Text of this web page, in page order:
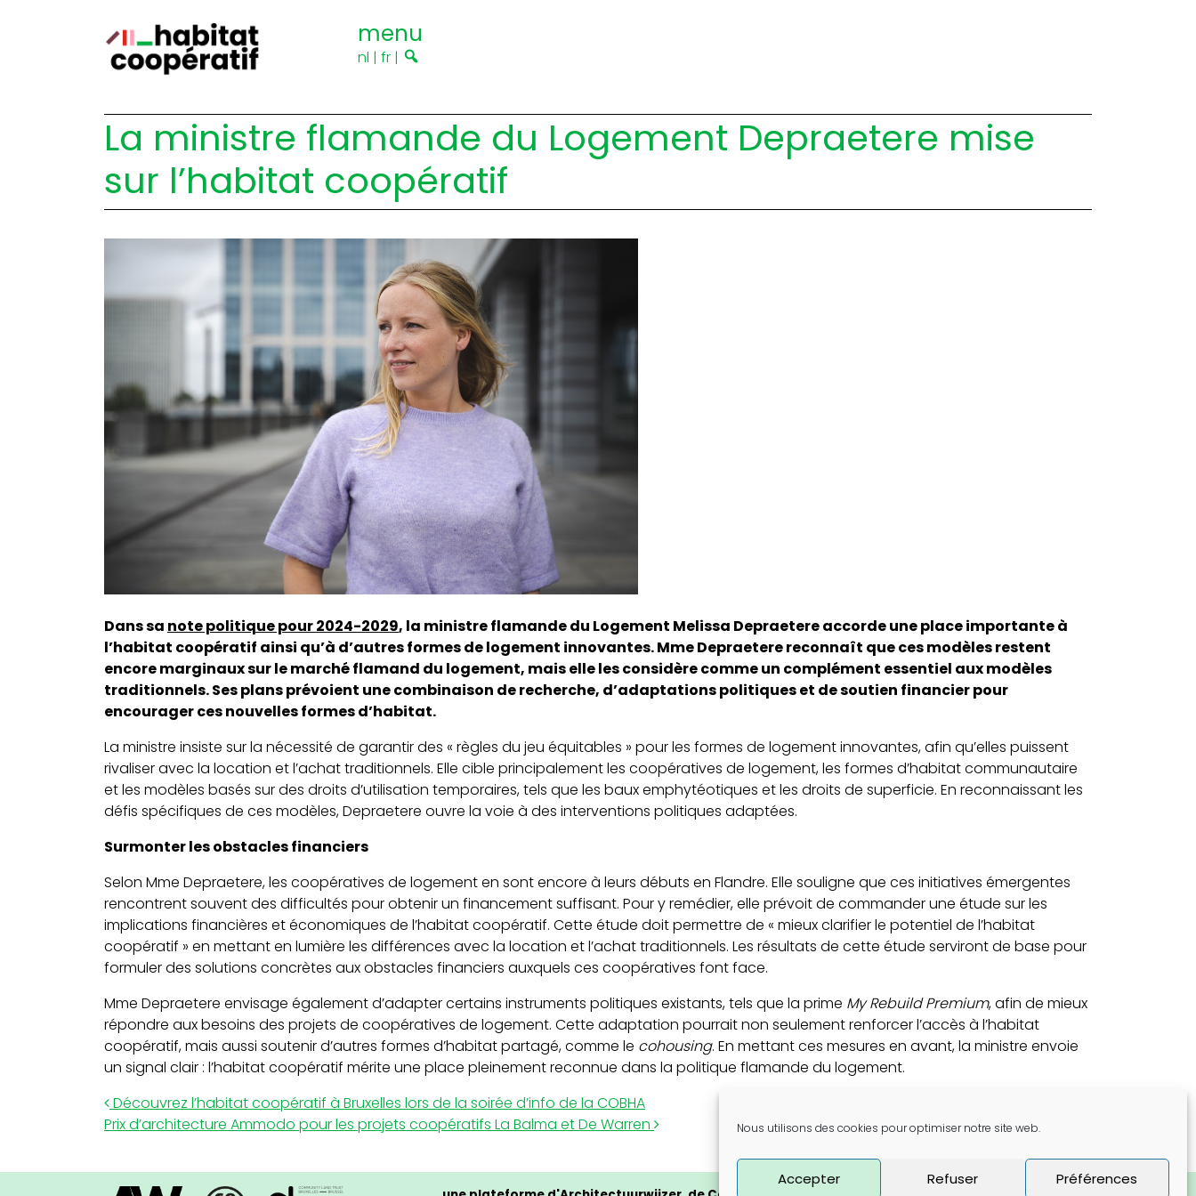
Nous utilisons des cookies pour optimiser notre site web.
Accepter Refuser Préférences
menu
nl | fr |
La ministre flamande du Logement Depraetere mise
sur l’habitat coopératif
Dans sa note politique pour 2024-2029, la ministre flamande du Logement Melissa Depraetere accorde une place importante à
l’habitat coopératif ainsi qu’à d’autres formes de logement innovantes. Mme Depraetere reconnaît que ces modèles restent
encore marginaux sur le marché flamand du logement, mais elle les considère comme un complément essentiel aux modèles
traditionnels. Ses plans prévoient une combinaison de recherche, d’adaptations politiques et de soutien financier pour
encourager ces nouvelles formes d’habitat.
La ministre insiste sur la nécessité de garantir des « règles du jeu équitables » pour les formes de logement innovantes, afin qu’elles puissent
rivaliser avec la location et l’achat traditionnels. Elle cible principalement les coopératives de logement, les formes d’habitat communautaire
et les modèles basés sur des droits d’utilisation temporaires, tels que les baux emphytéotiques et les droits de superficie. En reconnaissant les
défis spécifiques de ces modèles, Depraetere ouvre la voie à des interventions politiques adaptées.
Surmonter les obstacles financiers
Selon Mme Depraetere, les coopératives de logement en sont encore à leurs débuts en Flandre. Elle souligne que ces initiatives émergentes
rencontrent souvent des difficultés pour obtenir un financement suffisant. Pour y remédier, elle prévoit de commander une étude sur les
implications financières et économiques de l’habitat coopératif. Cette étude doit permettre de « mieux clarifier le potentiel de l’habitat
coopératif » en mettant en lumière les différences avec la location et l’achat traditionnels. Les résultats de cette étude serviront de base pour
formuler des solutions concrètes aux obstacles financiers auxquels ces coopératives font face.
Mme Depraetere envisage également d’adapter certains instruments politiques existants, tels que la prime My Rebuild Premium, afin de mieux
répondre aux besoins des projets de coopératives de logement. Cette adaptation pourrait non seulement renforcer l’accès à l’habitat
coopératif, mais aussi soutenir d’autres formes d’habitat partagé, comme le cohousing. En mettant ces mesures en avant, la ministre envoie
un signal clair : l’habitat coopératif mérite une place pleinement reconnue dans la politique flamande du logement.
Post navigation
Découvrez l’habitat coopératif à Bruxelles lors de la soirée d’info de la COBHA
Prix d’architecture Ammodo pour les projets coopératifs La Balma et De Warren